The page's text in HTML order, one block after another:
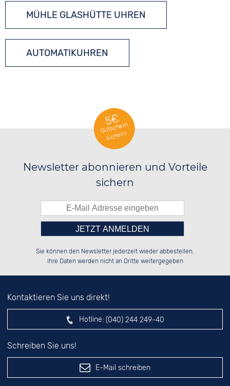
MÜHLE GLASHÜTTE UHREN
AUTOMATIKUHREN
5€
Gutschein
sichern
Newsletter abonnieren und Vorteile
sichern
██░░██░░██░░██░░░░░░██░░░░░░██░░
██████░░██████░░░░████░░░░████░░
██░░██░░░░░░██░░██░░░░░░░░░░██░░
Bitte tragen Sie die Zahl in
das nebenstehende Feld ein.
Sie können den Newsletter jederzeit wieder abbestellen.
Ihre Daten werden nicht an Dritte weitergegeben
Kontaktieren Sie uns direkt!
Hotline: (040) 244 249-40
Schreiben Sie uns!
E-Mail schreiben